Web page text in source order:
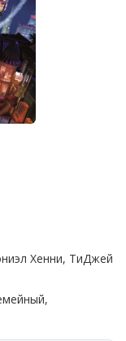
Хенни, ТиДжей